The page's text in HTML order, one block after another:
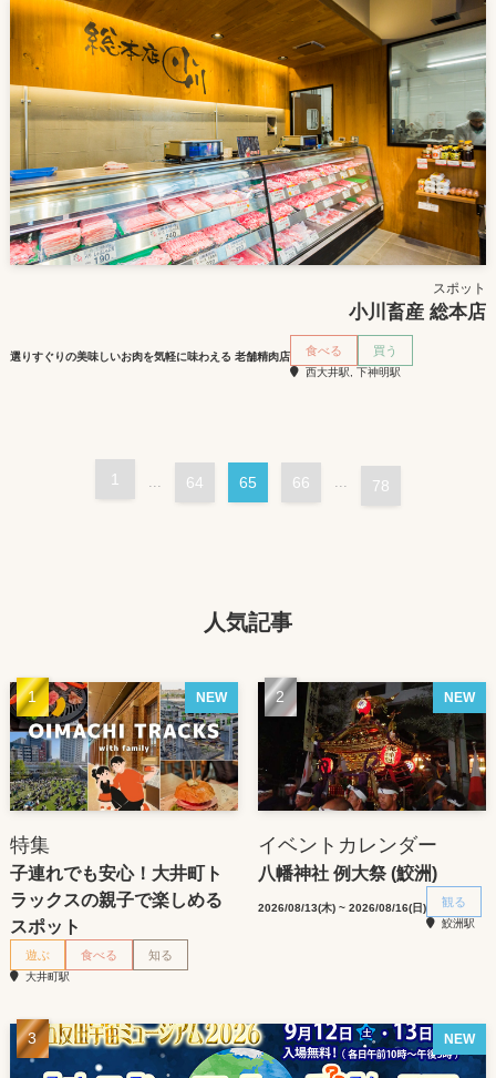
スポット
小川畜産 総本店
選りすぐりの美味しいお肉を気軽に味わえる 老舗精肉店 食べる 買う
西大井駅, 下神明駅
1 ... 64 65 66 ... 78
人気記事
NEW
特集
子連れでも安心！大井町ト
ラックスの親子で楽しめる
スポット
遊ぶ 食べる 知る
大井町駅
NEW
イベントカレンダー
八幡神社 例大祭 (鮫洲)
2026/08/13(木) ~ 2026/08/16(日) 観る
鮫洲駅
NEW